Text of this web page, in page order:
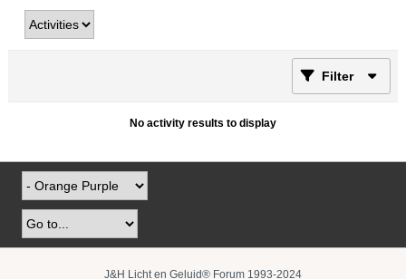
Filter
No activity results to display
J&H Licht en Geluid® Forum 1993-2024